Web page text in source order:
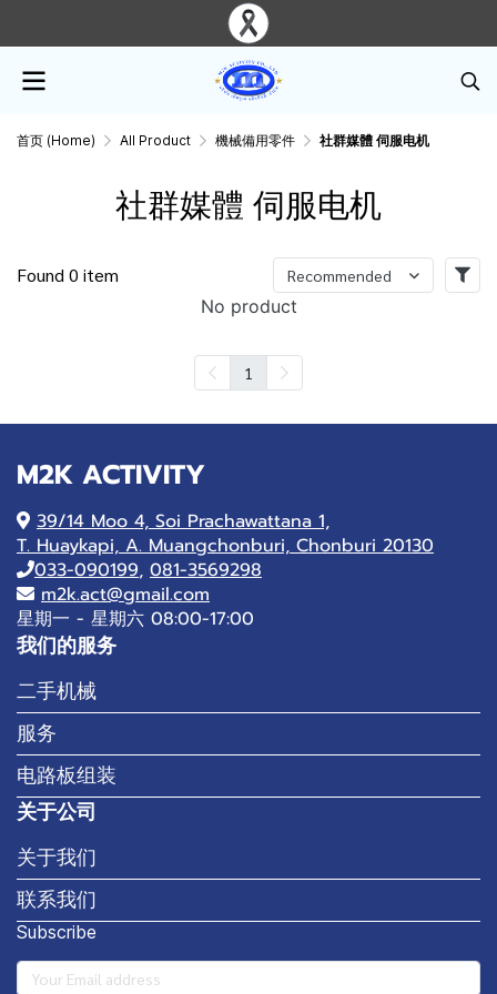
首页 (Home) All Product 機械備用零件 社群媒體 伺服电机
社群媒體 伺服电机
Found 0 item Recommended
No product
1
M2K ACTIVITY
39/14 Moo 4, Soi Prachawattana 1,
T. Huaykapi, A. Muangchonburi, Chonburi 20130
033-090199, 081-3569298
m2k.act@gmail.com
星期一 - 星期六 08:00-17:00
我们的服务
二手机械
服务
电路板组装
关于公司
关于我们
联系我们
Subscribe